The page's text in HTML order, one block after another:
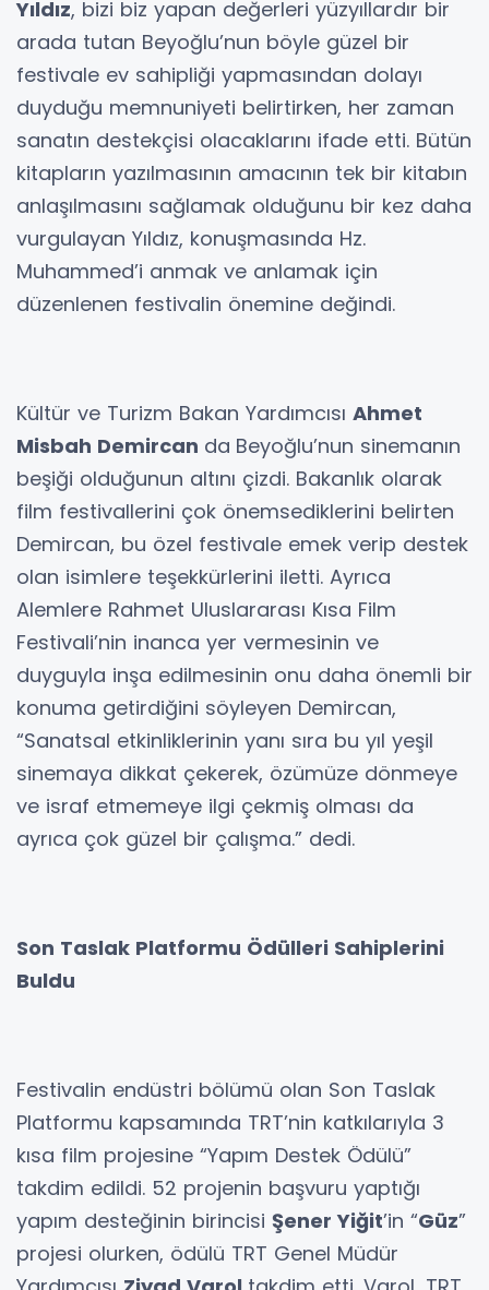
Yıldız, bizi biz yapan değerleri yüzyıllardır bir
arada tutan Beyoğlu’nun böyle güzel bir
festivale ev sahipliği yapmasından dolayı
duyduğu memnuniyeti belirtirken, her zaman
sanatın destekçisi olacaklarını ifade etti. Bütün
kitapların yazılmasının amacının tek bir kitabın
anlaşılmasını sağlamak olduğunu bir kez daha
vurgulayan Yıldız, konuşmasında Hz.
Muhammed’i anmak ve anlamak için
düzenlenen festivalin önemine değindi.
Kültür ve Turizm Bakan Yardımcısı Ahmet
Misbah Demircan da Beyoğlu’nun sinemanın
beşiği olduğunun altını çizdi. Bakanlık olarak
film festivallerini çok önemsediklerini belirten
Demircan, bu özel festivale emek verip destek
olan isimlere teşekkürlerini iletti. Ayrıca
Alemlere Rahmet Uluslararası Kısa Film
Festivali’nin inanca yer vermesinin ve
duyguyla inşa edilmesinin onu daha önemli bir
konuma getirdiğini söyleyen Demircan,
“Sanatsal etkinliklerinin yanı sıra bu yıl yeşil
sinemaya dikkat çekerek, özümüze dönmeye
ve israf etmemeye ilgi çekmiş olması da
ayrıca çok güzel bir çalışma.” dedi.
Son Taslak Platformu Ödülleri Sahiplerini
Buldu
Festivalin endüstri bölümü olan Son Taslak
Platformu kapsamında TRT’nin katkılarıyla 3
kısa film projesine “Yapım Destek Ödülü”
takdim edildi. 52 projenin başvuru yaptığı
yapım desteğinin birincisi Şener Yiğit’in “Güz”
projesi olurken, ödülü TRT Genel Müdür